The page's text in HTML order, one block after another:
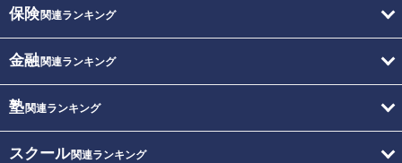
保険関連ランキング
金融関連ランキング
塾関連ランキング
スクール関連ランキング